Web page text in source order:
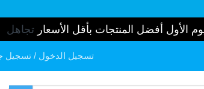
الأول أفضل المنتجات بأقل الأسعار تجاهل
تسجيل الدخول / تسجيل